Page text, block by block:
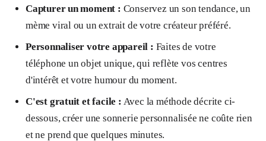
Capturer un moment : Conservez un son tendance, un
mème viral ou un extrait de votre créateur préféré.
Personnaliser votre appareil : Faites de votre
téléphone un objet unique, qui reflète vos centres
d'intérêt et votre humour du moment.
C'est gratuit et facile : Avec la méthode décrite ci-
dessous, créer une sonnerie personnalisée ne coûte rien
et ne prend que quelques minutes.